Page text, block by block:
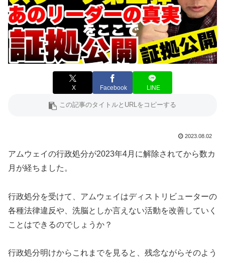
X Facebook LINE
2023.08.02
アムウェイの行政処分が2023年4月に解除されてから数カ
月が経ちました。
行政処分を受けて、アムウェイはディストリビューターの
各種法律違反や、洗脳としか言えない活動を改善していく
ことはできるのでしょうか？
行政処分明けからこれまでを見ると、残念ながらそのよう